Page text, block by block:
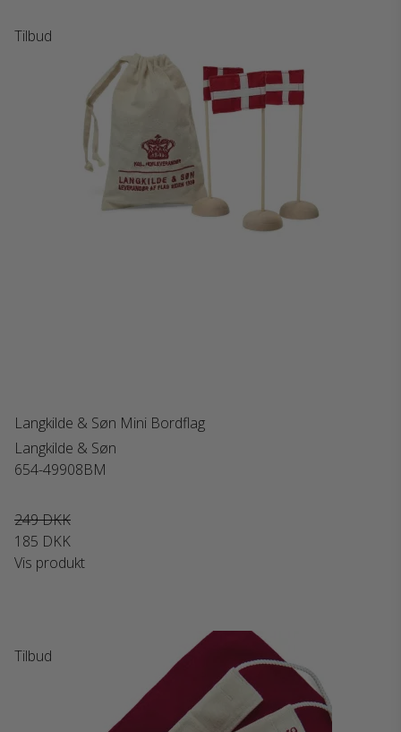
Tilbud
Langkilde & Søn Mini Bordflag
Langkilde & Søn
654-49908BM
249 DKK
185 DKK
Vis produkt
Tilbud